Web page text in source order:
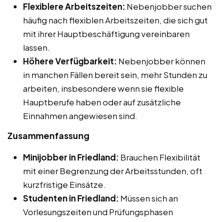
Flexiblere Arbeitszeiten: Nebenjobber suchen
häufig nach flexiblen Arbeitszeiten, die sich gut
mit ihrer Hauptbeschäftigung vereinbaren
lassen.
Höhere Verfügbarkeit: Nebenjobber können
in manchen Fällen bereit sein, mehr Stunden zu
arbeiten, insbesondere wenn sie flexible
Hauptberufe haben oder auf zusätzliche
Einnahmen angewiesen sind.
Zusammenfassung
Minijobber in Friedland: Brauchen Flexibilität
mit einer Begrenzung der Arbeitsstunden, oft
kurzfristige Einsätze.
Studenten in Friedland: Müssen sich an
Vorlesungszeiten und Prüfungsphasen